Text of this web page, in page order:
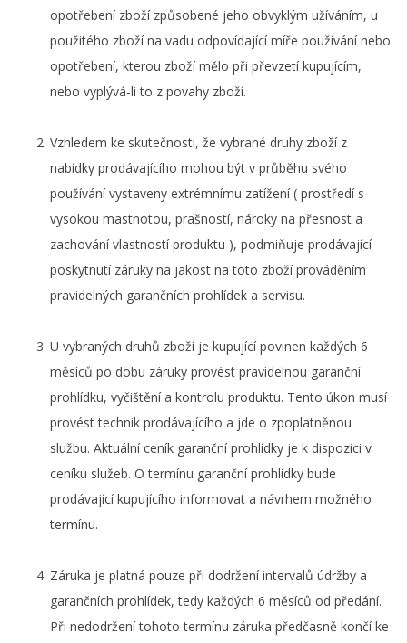
opotřebení zboží způsobené jeho obvyklým užíváním, u
použitého zboží na vadu odpovídající míře používání nebo
opotřebení, kterou zboží mělo při převzetí kupujícím,
nebo vyplývá-li to z povahy zboží.
Vzhledem ke skutečnosti, že vybrané druhy zboží z
nabídky prodávajícího mohou být v průběhu svého
používání vystaveny extrémnímu zatížení ( prostředí s
vysokou mastnotou, prašností, nároky na přesnost a
zachování vlastností produktu ), podmiňuje prodávající
poskytnutí záruky na jakost na toto zboží prováděním
pravidelných garančních prohlídek a servisu.
U vybraných druhů zboží je kupující povinen každých 6
měsíců po dobu záruky provést pravidelnou garanční
prohlídku, vyčištění a kontrolu produktu. Tento úkon musí
provést technik prodávajícího a jde o zpoplatněnou
službu. Aktuální ceník garanční prohlídky je k dispozici v
ceníku služeb. O termínu garanční prohlídky bude
prodávající kupujícího informovat a návrhem možného
termínu.
Záruka je platná pouze při dodržení intervalů údržby a
garančních prohlídek, tedy každých 6 měsíců od předání.
Při nedodržení tohoto termínu záruka předčasně končí ke